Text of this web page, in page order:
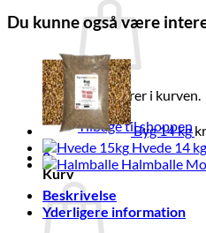
Ingen varer i kurven.
Tilbage til shoppen
0
Kurv
Du kunne også være
Byg 14 kg
Hvede 14 kg
Halmballe
Beskrivelse
Yderligere information